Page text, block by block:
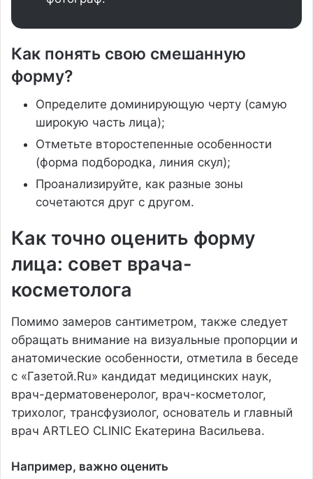
Как понять свою смешанную
форму?
Определите доминирующую черту (самую
широкую часть лица);
Отметьте второстепенные особенности
(форма подбородка, линия скул);
Проанализируйте, как разные зоны
сочетаются друг с другом.
Как точно оценить форму
лица: совет врача-
косметолога
Помимо замеров сантиметром, также следует
обращать внимание на визуальные пропорции и
анатомические особенности, отметила в беседе
с «Газетой.Ru» кандидат медицинских наук,
врач-дерматовенеролог, врач-косметолог,
трихолог, трансфузиолог, основатель и главный
врач ARTLEO CLINIC Екатерина Васильева.
Например, важно оценить